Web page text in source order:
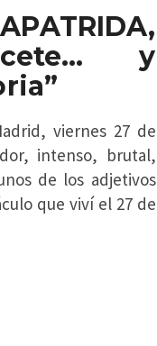
y
viernes 27 de
intenso, brutal,
de los adjetivos
que viví el 27 de